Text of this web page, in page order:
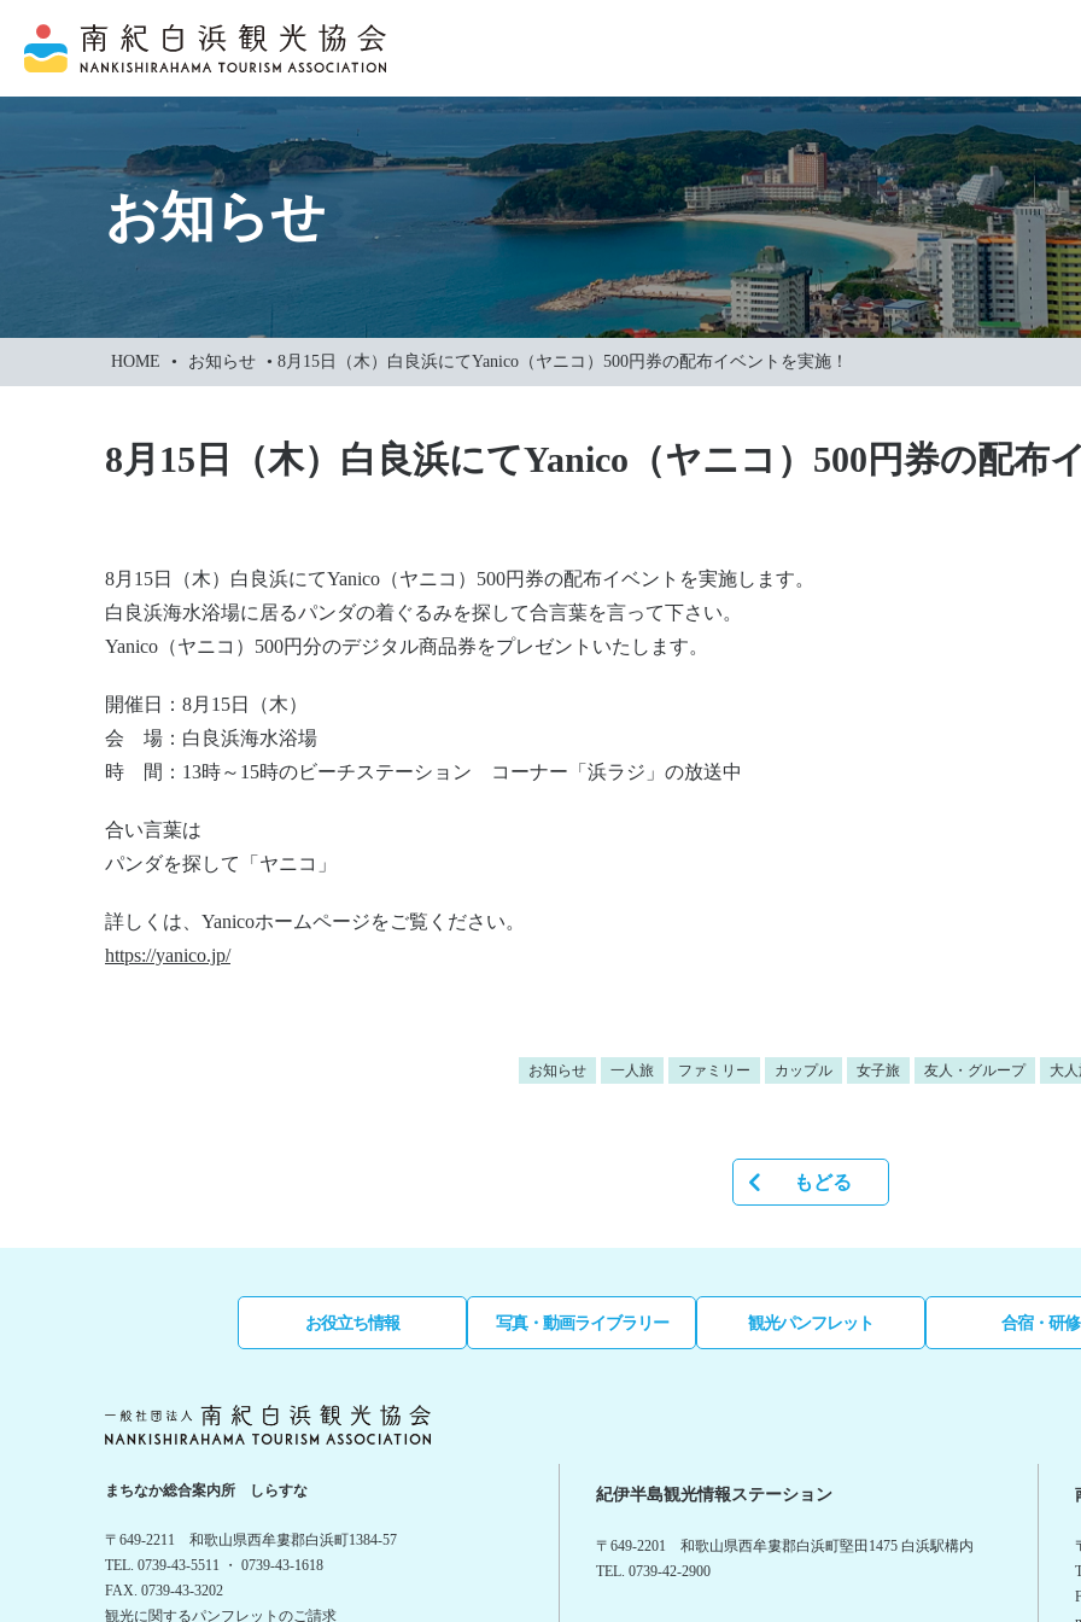
ッ
お知らせ
HOME • お知らせ • 8月15日（木）白良浜にてYanico（ヤニコ）500円券の配布イベントを実施！
8月15日（木）白良浜にてYanico（ヤニコ）500円券の配布
8月15日（木）白良浜にてYanico（ヤニコ）500円券の配布イベントを実施します。
白良浜海水浴場に居るパンダの着ぐるみを探して合言葉を言って下さい。
Yanico（ヤニコ）500円分のデジタル商品券をプレゼントいたします。
開催日：8月15日（木）
会 場：白良浜海水浴場
時 間：13時～15時のビーチステーション コーナー「浜ラジ」の放送中
合い言葉は
パンダを探して「ヤニコ」
詳しくは、Yanicoホームページをご覧ください。
https://yanico.jp/
お知らせ 一人旅 ファミリー カップル 女子旅 友人・グループ 大
もどる
お役立ち情報 写真・動画ライブラリー 観光パンフレット 合宿・研修
まちなか総合案内所 しらすな
〒649-2211 和歌山県西牟婁郡白浜町1384-57
TEL. 0739-43-5511 ・ 0739-43-1618
FAX. 0739-43-3202
観光に関するパンフレットのご請求
紀伊半島観光情報ステーション
〒649-2201 和歌山県西牟婁郡白浜町堅田1475 白浜駅構内
TEL. 0739-42-2900